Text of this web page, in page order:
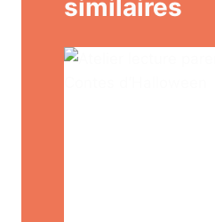
similaires